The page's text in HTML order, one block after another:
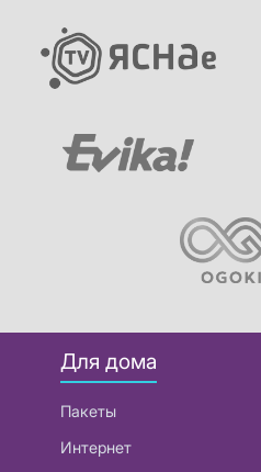
Для дома
Пакеты
Интернет